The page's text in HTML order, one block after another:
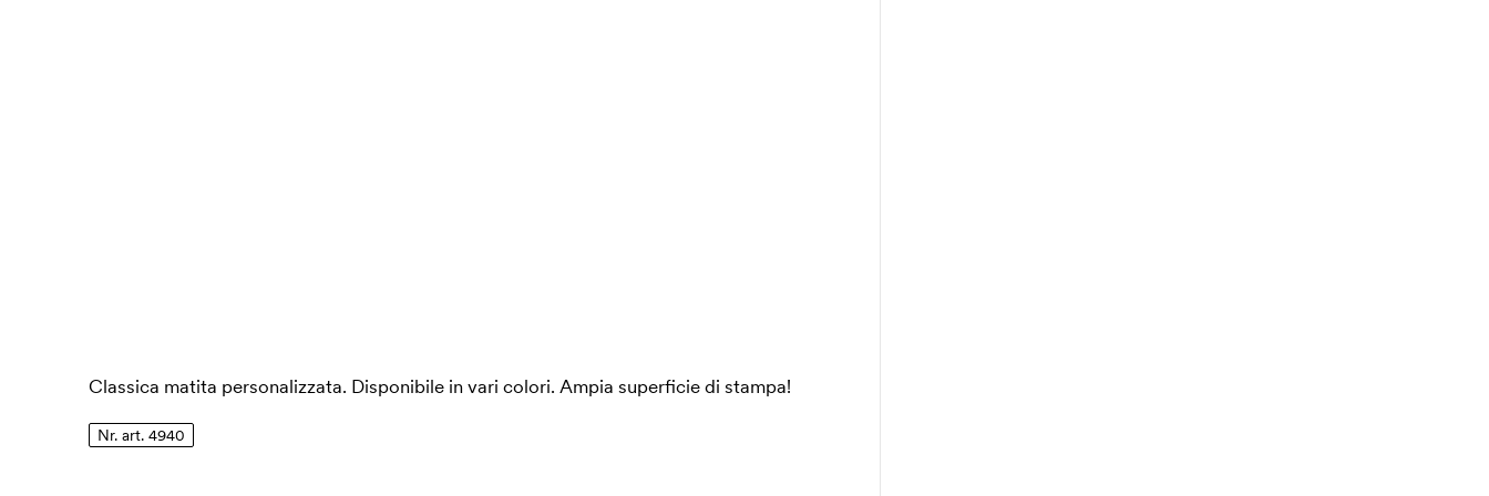
Classica matita personalizzata. Disponibile in vari colori. Ampia superficie di stampa!
Nr. art. 4940